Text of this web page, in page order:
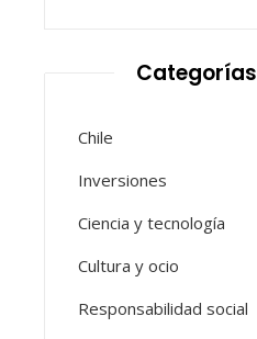
Categorías
Chile
Inversiones
Ciencia y tecnología
Cultura y ocio
Responsabilidad social